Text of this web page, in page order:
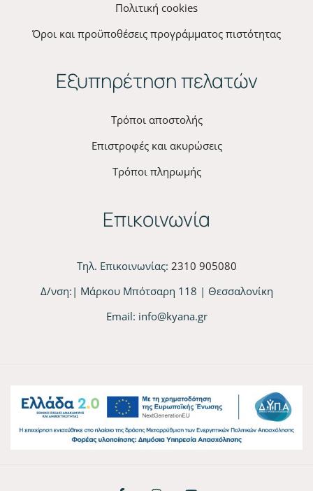
Πολιτική cookies
Όροι και προϋποθέσεις προγράμματος πιστότητας
Εξυπηρέτηση πελατών
Τρόποι αποστολής
Επιστροφές και ακυρώσεις
Τρόποι πληρωμής
Επικοινωνία
Τηλ. Επικοινωνίας: 2310 905080
Δ/νση:| Μάρκου Μπότσαρη 118 | Θεσσαλονίκη
Email: info@kyana.gr